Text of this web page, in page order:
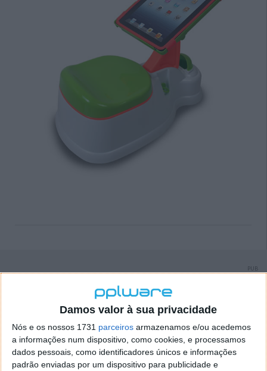
Damos valor à sua privacidade
Nós e os nossos 1731 parceiros armazenamos e/ou acedemos
a informações num dispositivo, como cookies, e processamos
dados pessoais, como identificadores únicos e informações
padrão enviadas por um dispositivo para publicidade e
PUB